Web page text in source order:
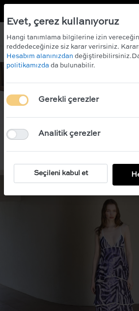
Evet, çerez kullanıyoruz
Hangi tanımlama bilgilerine izin
reddedeceğinize siz karar verirsiniz.
Hesabım alanınızdan
politikamızda da bulunabilir.
Gerekli çerezler
Analitik çerezler
Seçileni kabul et